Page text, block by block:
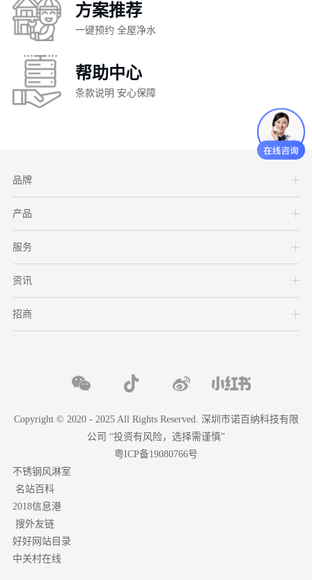
方案推荐
一键预约 全屋净水
帮助中心
条款说明 安心保障
品牌
产品
服务
资讯
招商
Copyright © 2020 - 2025 All Rights Reserved. 深圳市诺百纳科技有限
公司 “投资有风险，选择需谨慎”
粤ICP备19080766号
不锈钢风淋室
名站百科
2018信息港
搜外友链
好好网站目录
中关村在线